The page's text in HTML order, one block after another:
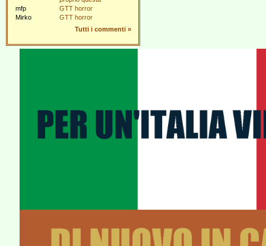
mfp
GTT horror
Mirko
GTT horror
Tutti i commenti »